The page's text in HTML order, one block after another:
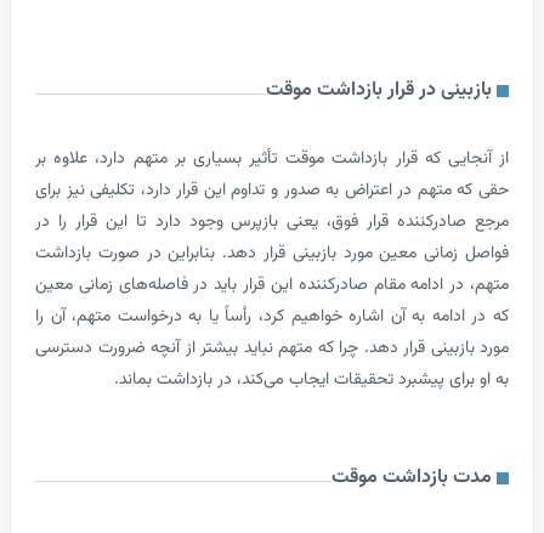
در قرار بازداشت موقت
که قرار بازداشت موقت تأثیر بسیاری بر متهم دارد، علاوه بر
در اعتراض به صدور و تداوم این قرار دارد، تکلیفی نیز برای
قرار فوق، یعنی بازپرس وجود دارد تا این قرار را در
معین مورد بازبینی قرار دهد. بنابراین در صورت بازداشت
ادامه مقام صادرکننده این قرار باید در فاصله‌های زمانی معین
به آن اشاره خواهیم کرد، رأساً یا به درخواست متهم، آن را
قرار دهد. چرا که متهم نباید بیشتر از آنچه ضرورت دسترسی
پیشبرد تحقیقات ایجاب می‌کند، در بازداشت بماند.
موقت